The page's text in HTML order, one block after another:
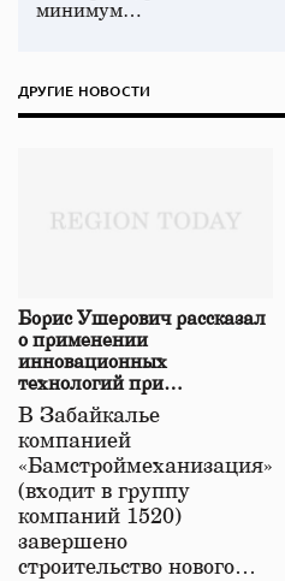
минимум…
ДРУГИЕ НОВОСТИ
Борис Ушерович рассказал
о применении
инновационных
технологий при
строительстве нового моста
в Забайкалье
В Забайкалье
компанией
«Бамстроймеханизация»
(входит в группу
компаний 1520)
завершено
строительство нового…